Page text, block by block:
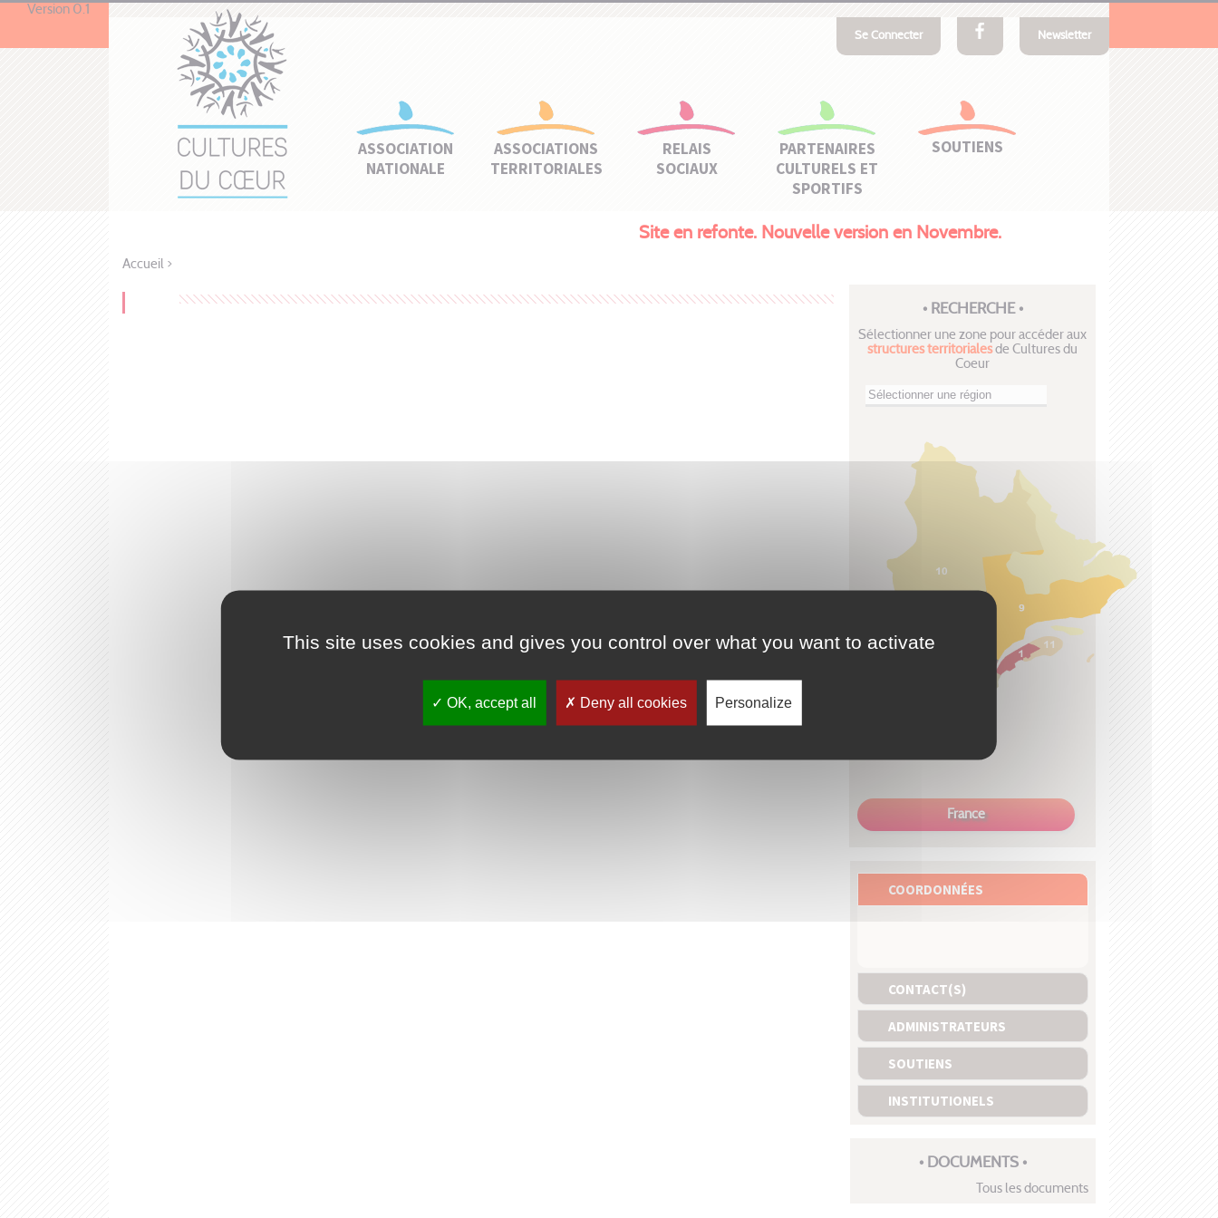
Version 0.1
Se Connecter Newsletter
ASSOCIATION
NATIONALE
ASSOCIATIONS
TERRITORIALES
RELAIS
SOCIAUX
PARTENAIRES
CULTURELS ET
SPORTIFS
SOUTIENS
Site en refonte. Nouvelle version en Novembre.
Accueil >
• RECHERCHE •
Sélectionner une zone pour accéder aux
structures territorialesde Cultures du
Coeur
France
COORDONNÉES
CONTACT(S)
ADMINISTRATEURS
SOUTIENS
INSTITUTIONELS
• DOCUMENTS •
Tous les documents
This site uses cookies and gives you control over what you want to activate
OK, accept all Deny all cookies Personalize